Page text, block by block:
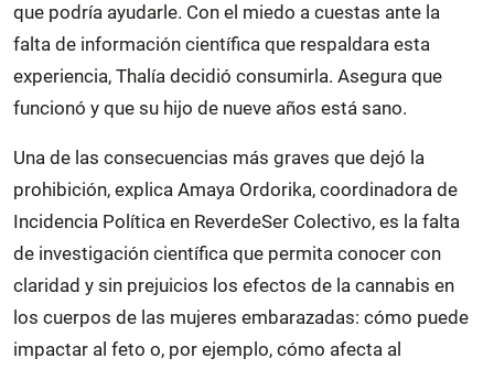
que podría ayudarle. Con el miedo a cuestas ante la
falta de información científica que respaldara esta
experiencia, Thalía decidió consumirla. Asegura que
funcionó y que su hijo de nueve años está sano.
Una de las consecuencias más graves que dejó la
prohibición, explica Amaya Ordorika, coordinadora de
Incidencia Política en ReverdeSer Colectivo, es la falta
de investigación científica que permita conocer con
claridad y sin prejuicios los efectos de la cannabis en
los cuerpos de las mujeres embarazadas: cómo puede
impactar al feto o, por ejemplo, cómo afecta al